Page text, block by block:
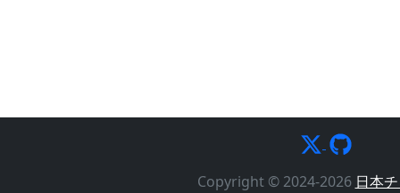
Copyright © 2024-2026 日本